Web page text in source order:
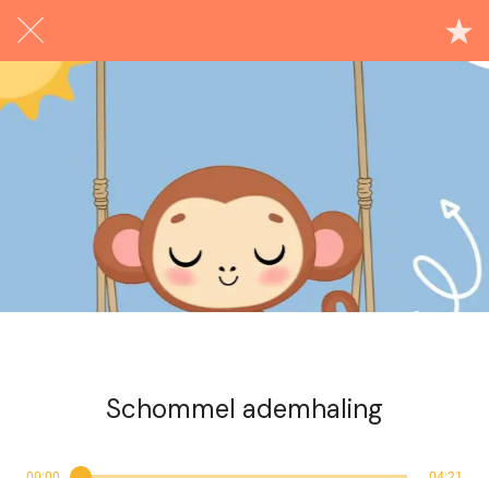
Schommel ademhaling